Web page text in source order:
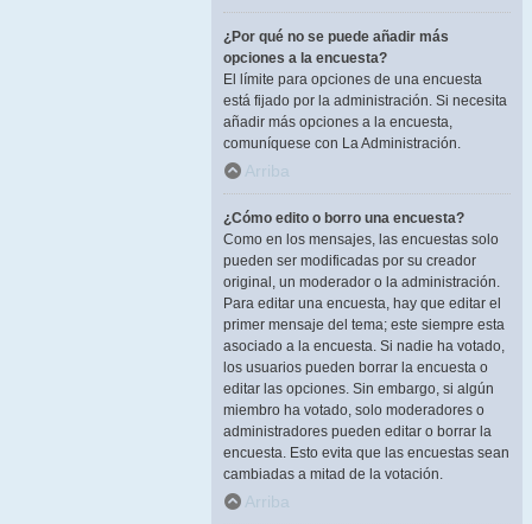
¿Por qué no se puede añadir más
opciones a la encuesta?
El límite para opciones de una encuesta
está fijado por la administración. Si necesita
añadir más opciones a la encuesta,
comuníquese con La Administración.
Arriba
¿Cómo edito o borro una encuesta?
Como en los mensajes, las encuestas solo
pueden ser modificadas por su creador
original, un moderador o la administración.
Para editar una encuesta, hay que editar el
primer mensaje del tema; este siempre esta
asociado a la encuesta. Si nadie ha votado,
los usuarios pueden borrar la encuesta o
editar las opciones. Sin embargo, si algún
miembro ha votado, solo moderadores o
administradores pueden editar o borrar la
encuesta. Esto evita que las encuestas sean
cambiadas a mitad de la votación.
Arriba